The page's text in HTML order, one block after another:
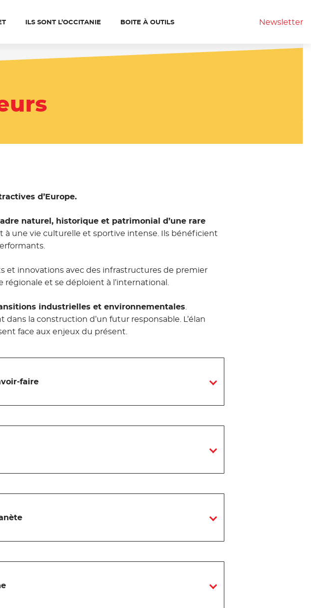
ILS SONT L’OCCITANIE BOITE À OUTILS Newsletter
d’Europe.
naturel, historique et patrimonial d’une rare
à une vie culturelle et sportive intense. Ils bénéficient
et innovations avec des infrastructures de premier
et se déploient à l’international.
industrielles et environnementales
la construction d’un futur responsable. L’élan
face aux enjeux du présent.
faire